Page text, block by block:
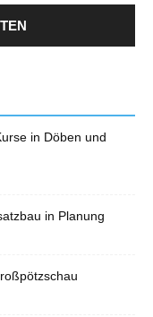
in Döben und
in Planung